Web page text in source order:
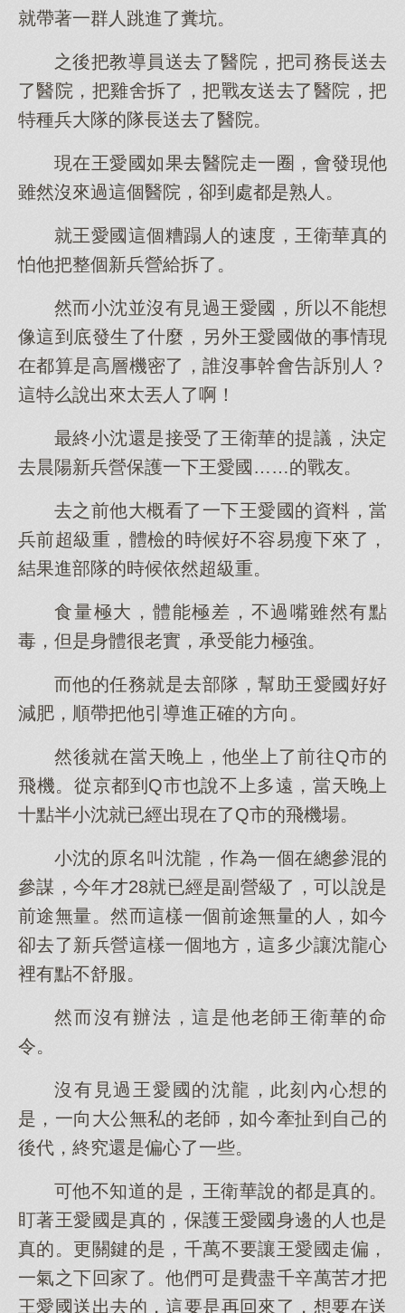
就帶著一群人跳進了糞坑。
之後把教導員送去了醫院，把司務長送去
了醫院，把雞舍拆了，把戰友送去了醫院，把
特種兵大隊的隊長送去了醫院。
現在王愛國如果去醫院走一圈，會發現他
雖然沒來過這個醫院，卻到處都是熟人。
就王愛國這個糟蹋人的速度，王衛華真的
怕他把整個新兵營給拆了。
然而小沈並沒有見過王愛國，所以不能想
像這到底發生了什麼，另外王愛國做的事情現
在都算是高層機密了，誰沒事幹會告訴別人？
這特么說出來太丟人了啊！
最終小沈還是接受了王衛華的提議，決定
去晨陽新兵營保護一下王愛國……的戰友。
去之前他大概看了一下王愛國的資料，當
兵前超級重，體檢的時候好不容易瘦下來了，
結果進部隊的時候依然超級重。
食量極大，體能極差，不過嘴雖然有點
毒，但是身體很老實，承受能力極強。
而他的任務就是去部隊，幫助王愛國好好
減肥，順帶把他引導進正確的方向。
然後就在當天晚上，他坐上了前往Q市的
飛機。從京都到Q市也說不上多遠，當天晚上
十點半小沈就已經出現在了Q市的飛機場。
小沈的原名叫沈龍，作為一個在總參混的
參謀，今年才28就已經是副營級了，可以說是
前途無量。然而這樣一個前途無量的人，如今
卻去了新兵營這樣一個地方，這多少讓沈龍心
裡有點不舒服。
然而沒有辦法，這是他老師王衛華的命
令。
沒有見過王愛國的沈龍，此刻內心想的
是，一向大公無私的老師，如今牽扯到自己的
後代，終究還是偏心了一些。
可他不知道的是，王衛華說的都是真的。
盯著王愛國是真的，保護王愛國身邊的人也是
真的。更關鍵的是，千萬不要讓王愛國走偏，
一氣之下回家了。他們可是費盡千辛萬苦才把
王愛國送出去的，這要是再回來了，想要在送